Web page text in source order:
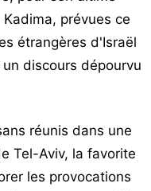
prévues ce
étrangères d'Israël
discours dépourvu
réunis dans une
Tel-Aviv, la favorite
les provocations